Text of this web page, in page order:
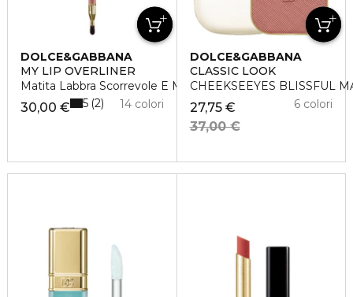
DOLCE&GABBANA
MY LIP OVERLINER
Matita Labbra Scorrevole E Modellante A Tenuta 8H
30,00 € 14 colori
5 2
DOLCE&GABBANA
CLASSIC LOOK
CHEEKSEEYES BLISSFUL
27,75 €
37,00 €
6 colori